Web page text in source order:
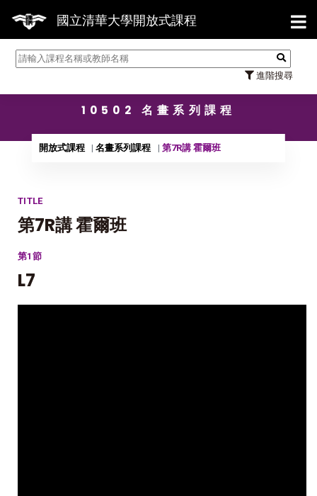
國立清華大學開放式課程
進階搜尋
【
10502 名畫系列課程
開放式課程 名畫系列課程 第7R講 霍爾班
TITLE
第7R講 霍爾班
第1節
L7